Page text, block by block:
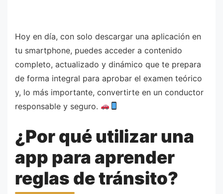
Hoy en día, con solo descargar una aplicación en
tu smartphone, puedes acceder a contenido
completo, actualizado y dinámico que te prepara
de forma integral para aprobar el examen teórico
y, lo más importante, convertirte en un conductor
responsable y seguro.
¿Por qué utilizar una
app para aprender
reglas de tránsito?